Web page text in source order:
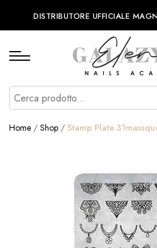
DISTRIBUTORE UFFICIALE
Home / Shop / Stamp Plate